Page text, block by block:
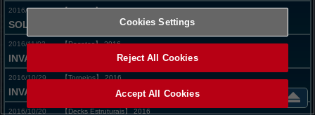
2016/11/17 【Pacotes】 2016
SOLDADOS DO DESTINO
2016/11/03 【Pacotes】 2016
INVASÃO: VINGANÇA
2016/10/29 【Torneios】 2016
INVASÃO: VINGANÇA Sneak Peek
2016/10/20 【Decks Estruturais】 2016
Cookies Settings
Reject All Cookies
Accept All Cookies